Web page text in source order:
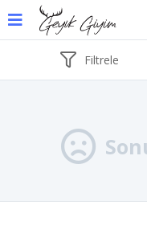
Filtrele